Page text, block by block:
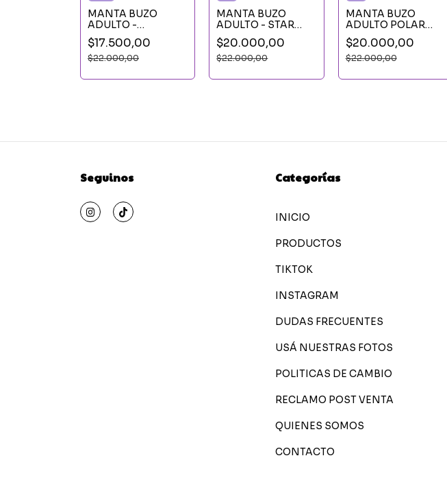
MANTA BUZO
ADULTO -
VILLANOS
$17.500,00
$22.000,00
MANTA BUZO
ADULTO - STAR
WARS
$20.000,00
$22.000,00
MANTA BUZO
ADULTO POLAR
SOFT - SNOOPY
PILOTO
$20.000,00
$22.000,00
Seguinos Categorías
INICIO
PRODUCTOS
TIKTOK
INSTAGRAM
DUDAS FRECUENTES
USÁ NUESTRAS FOTOS
POLITICAS DE CAMBIO
RECLAMO POST VENTA
QUIENES SOMOS
CONTACTO